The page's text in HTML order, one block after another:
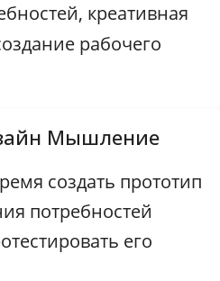
креативная
рабочего
Мышление
создать прототип
потребностей
его